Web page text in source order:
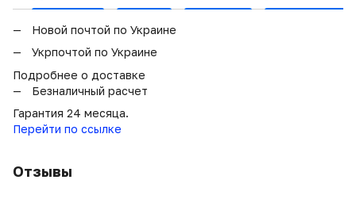
Новой почтой по Украине
Укрпочтой по Украине
Подробнее о доставке
Безналичный расчет
Гарантия 24 месяца.
Перейти по ссылке
Отзывы